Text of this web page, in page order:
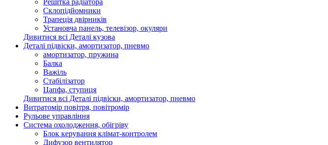
Решітка радіатора
Склопідйомники
Трапеція двірників
Установча панель, телевізор, окуляри
Дивитися всі Деталі кузова
Деталі підвіски, амортизатор, пневмо
амортизатор, пружина
Балка
Важіль
Стабілізатор
Цапфа, ступиця
Дивитися всі Деталі підвіски, амортизатор, пневмо
Витратомір повітря, повітромір
Рульове управління
Система охолодження, обігріву
Блок керування клімат-контролем
Дифузор вентилятор